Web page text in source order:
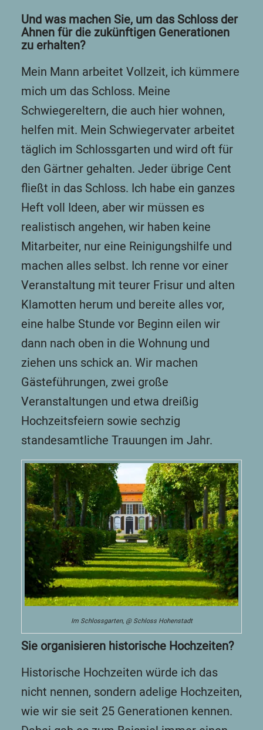
Und was machen Sie, um das Schloss der
Ahnen für die zukünftigen Generationen
zu erhalten?
Mein Mann arbeitet Vollzeit, ich kümmere
mich um das Schloss. Meine
Schwiegereltern, die auch hier wohnen,
helfen mit. Mein Schwiegervater arbeitet
täglich im Schlossgarten und wird oft für
den Gärtner gehalten. Jeder übrige Cent
fließt in das Schloss. Ich habe ein ganzes
Heft voll Ideen, aber wir müssen es
realistisch angehen, wir haben keine
Mitarbeiter, nur eine Reinigungshilfe und
machen alles selbst. Ich renne vor einer
Veranstaltung mit teurer Frisur und alten
Klamotten herum und bereite alles vor,
eine halbe Stunde vor Beginn eilen wir
dann nach oben in die Wohnung und
ziehen uns schick an. Wir machen
Gästeführungen, zwei große
Veranstaltungen und etwa dreißig
Hochzeitsfeiern sowie sechzig
standesamtliche Trauungen im Jahr.
Im Schlossgarten, @ Schloss Hohenstadt
Sie organisieren historische Hochzeiten?
Historische Hochzeiten würde ich das
nicht nennen, sondern adelige Hochzeiten,
wie wir sie seit 25 Generationen kennen.